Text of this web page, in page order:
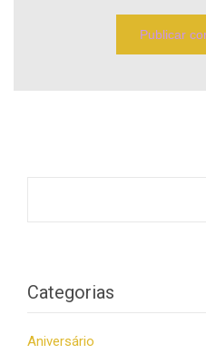
Categorias
Aniversário